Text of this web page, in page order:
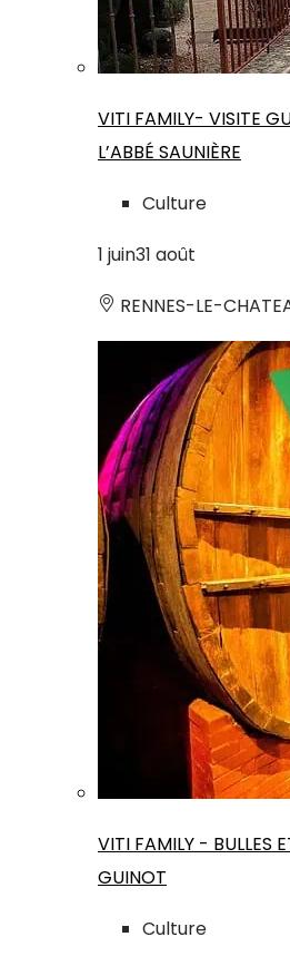
VITI FAMILY- VISITE
L’ABBÉ SAUNIÈRE
Culture
1 juin31 août
RENNES-LE-
VITI FAMILY - BULLES
GUINOT
Culture